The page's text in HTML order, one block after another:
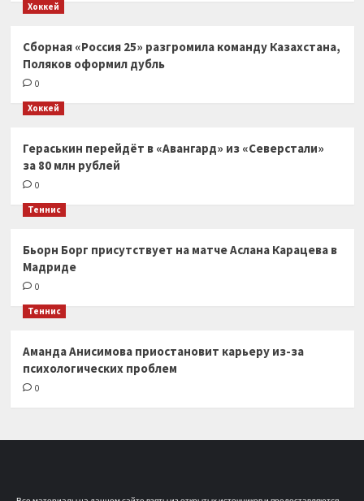
Хоккей
Сборная «Россия 25» разгромила команду Казахстана,
Поляков оформил дубль
0
Хоккей
Гераськин перейдёт в «Авангард» из «Северстали»
за 80 млн рублей
0
Теннис
Бьорн Борг присутствует на матче Аслана Карацева в
Мадриде
0
Теннис
Аманда Анисимова приостановит карьеру из-за
психологических проблем
0